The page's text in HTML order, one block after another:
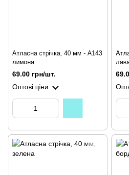
Атласна стрічка, 40 мм - А143
лимона
69.00 грн/шт.
Оптові ціни